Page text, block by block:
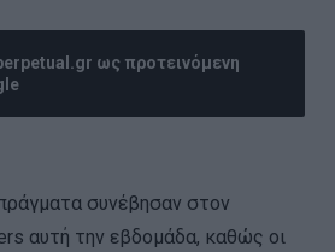
ως προτεινόμενη
συνέβησαν στον
αυτή την εβδομάδα, καθώς οι